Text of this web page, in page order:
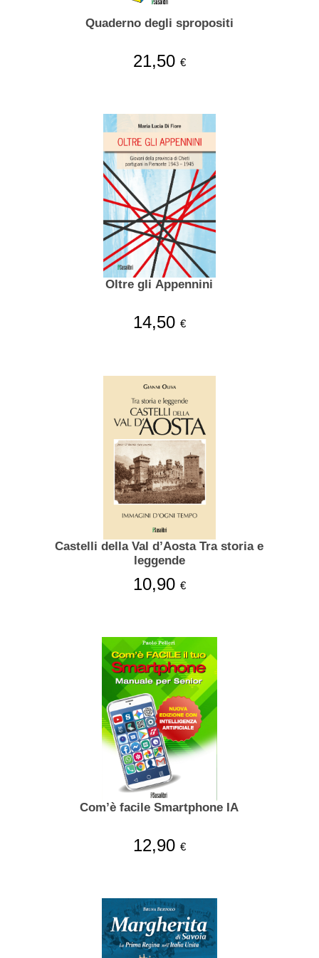
Quaderno degli spropositi
21,50 €
Oltre gli Appennini
14,50 €
Castelli della Val d’Aosta Tra storia e
leggende
10,90 €
Com’è facile Smartphone IA
12,90 €